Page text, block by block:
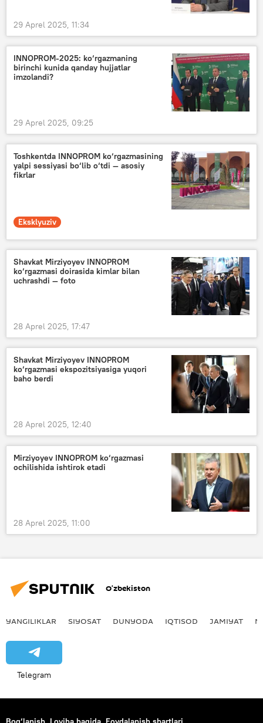
29 Aprel 2025, 11:34
INNOPROM-2025: ko‘rgazmaning
birinchi kunida qanday hujjatlar
imzolandi?
29 Aprel 2025, 09:25
Toshkentda INNOPROM ko‘rgazmasining
yalpi sessiyasi bo‘lib o‘tdi — asosiy
fikrlar
Eksklyuziv
Shavkat Mirziyoyev INNOPROM
ko‘rgazmasi doirasida kimlar bilan
uchrashdi — foto
28 Aprel 2025, 17:47
Shavkat Mirziyoyev INNOPROM
ko‘rgazmasi ekspozitsiyasiga yuqori
baho berdi
28 Aprel 2025, 12:40
Mirziyoyev INNOPROM ko‘rgazmasi
ochilishida ishtirok etadi
28 Aprel 2025, 11:00
O‘zbekiston
YANGILIKLAR SIYOSAT DUNYODA IQTISOD JAMIYAT
Telegram